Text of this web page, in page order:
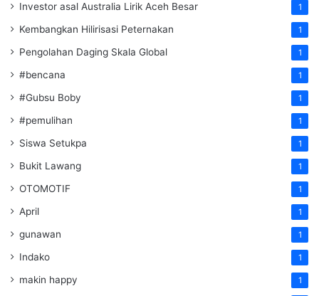
Investor asal Australia Lirik Aceh Besar 1
Kembangkan Hilirisasi Peternakan 1
Pengolahan Daging Skala Global 1
#bencana 1
#Gubsu Boby 1
#pemulihan 1
Siswa Setukpa 1
Bukit Lawang 1
OTOMOTIF 1
April 1
gunawan 1
Indako 1
makin happy 1